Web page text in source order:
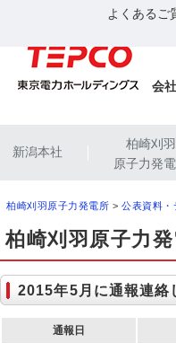
よくあるご
会
新潟本社
柏崎刈羽
原子力発
柏崎刈羽原子力発電所 >公表資料・
柏崎刈羽原子力
2015年5月に通報連絡
通報日